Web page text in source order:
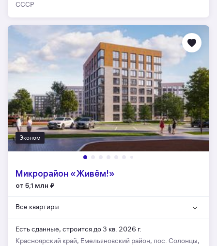
СССР
Эконом
Микрорайон «Живём!»
от 5,1 млн ₽
Все квартиры
Есть сданные, строится до 3 кв. 2026 г.
Красноярский край, Емельяновский район, пос. Солонцы,